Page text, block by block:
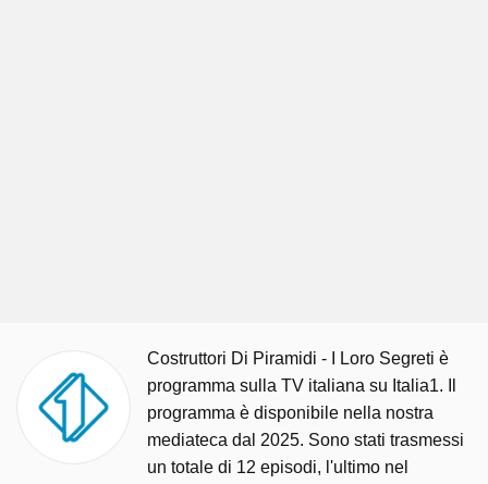
Costruttori Di Piramidi - I Loro Segreti è
programma sulla TV italiana su Italia1. Il
programma è disponibile nella nostra
mediateca dal 2025. Sono stati trasmessi
un totale di 12 episodi, l'ultimo nel